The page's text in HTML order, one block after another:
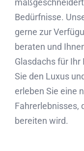
Bedürfnisse.
gerne zur
beraten und
Glasdachs für Ihr
Sie den Luxus
erleben Sie eine
Fahrerlebnisses,
bereiten wird.